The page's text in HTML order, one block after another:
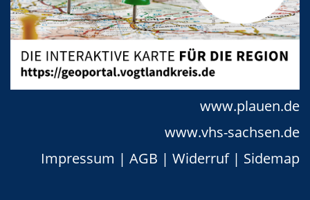
www.plauen.de
www.vhs-sachsen.de
Impressum | AGB | Widerruf| Sidemap